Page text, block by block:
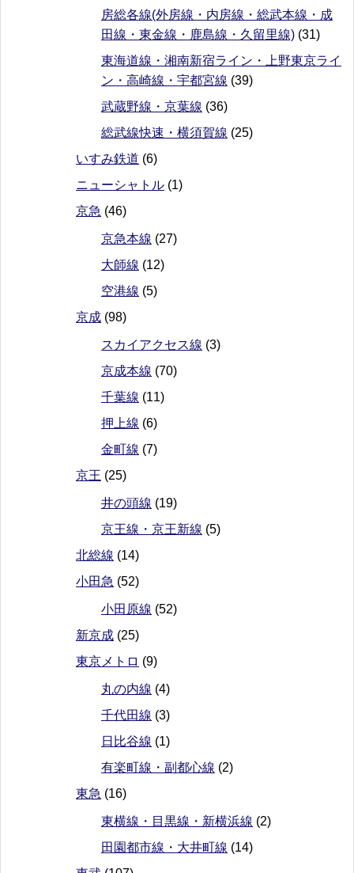
房総各線(外房線・内房線・総武本線・成
田線・東金線・鹿島線・久留里線) (31)
東海道線・湘南新宿ライン・上野東京ライ
ン・高崎線・宇都宮線 (39)
武蔵野線・京葉線 (36)
総武線快速・横須賀線 (25)
いすみ鉄道 (6)
ニューシャトル (1)
京急 (46)
京急本線 (27)
大師線 (12)
空港線 (5)
京成 (98)
スカイアクセス線 (3)
京成本線 (70)
千葉線 (11)
押上線 (6)
金町線 (7)
京王 (25)
井の頭線 (19)
京王線・京王新線 (5)
北総線 (14)
小田急 (52)
小田原線 (52)
新京成 (25)
東京メトロ (9)
丸の内線 (4)
千代田線 (3)
日比谷線 (1)
有楽町線・副都心線 (2)
東急 (16)
東横線・目黒線・新横浜線 (2)
田園都市線・大井町線 (14)